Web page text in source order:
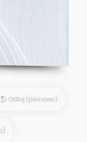
Odbij (pionowo)